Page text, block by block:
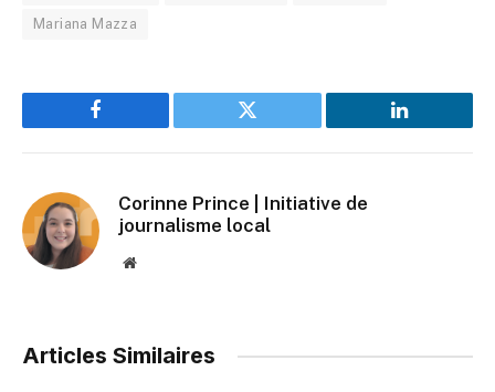
Mariana Mazza
Facebook Twitter LinkedIn
Corinne Prince | Initiative de
journalisme local
Website
Articles Similaires